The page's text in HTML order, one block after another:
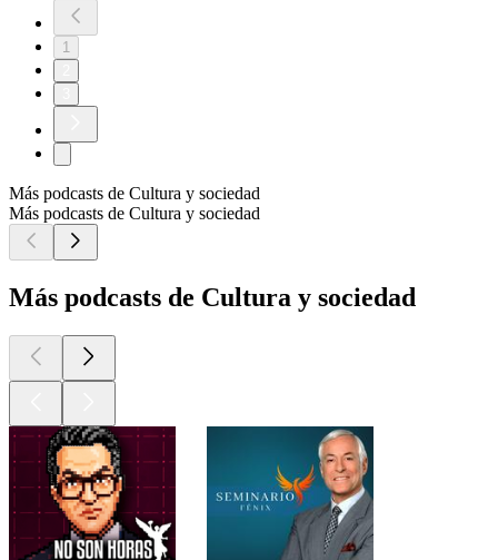
1
Más podcasts de Cultura y sociedad
Más podcasts de Cultura y sociedad
Más podcasts de Cultura y sociedad